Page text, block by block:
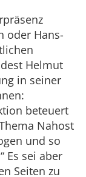
oder Hans-
Helmut
in seiner
beteuert
Nahost
und so
Es sei aber
Seiten zu